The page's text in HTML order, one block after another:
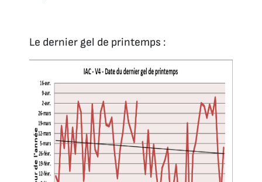
Le dernier gel de printemps :